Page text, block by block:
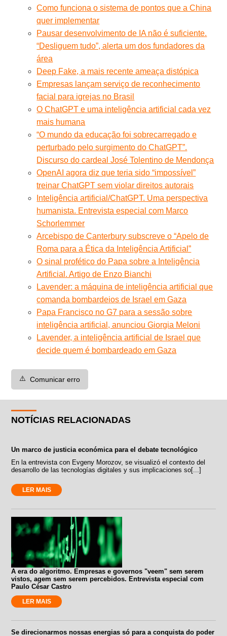
Como funciona o sistema de pontos que a China
quer implementar
Pausar desenvolvimento de IA não é suficiente.
“Desliguem tudo”, alerta um dos fundadores da
área
Deep Fake, a mais recente ameaça distópica
Empresas lançam serviço de reconhecimento
facial para igrejas no Brasil
O ChatGPT e uma inteligência artificial cada vez
mais humana
“O mundo da educação foi sobrecarregado e
perturbado pelo surgimento do ChatGPT”.
Discurso do cardeal José Tolentino de Mendonça
OpenAI agora diz que teria sido “impossível”
treinar ChatGPT sem violar direitos autorais
Inteligência artificial/ChatGPT. Uma perspectiva
humanista. Entrevista especial com Marco
Schorlemmer
Arcebispo de Canterbury subscreve o “Apelo de
Roma para a Ética da Inteligência Artificial”
O sinal profético do Papa sobre a Inteligência
Artificial. Artigo de Enzo Bianchi
Lavender: a máquina de inteligência artificial que
comanda bombardeios de Israel em Gaza
Papa Francisco no G7 para a sessão sobre
inteligência artificial, anunciou Giorgia Meloni
Lavender, a inteligência artificial de Israel que
decide quem é bombardeado em Gaza
⚠️ Comunicar erro
NOTÍCIAS RELACIONADAS
Un marco de justicia económica para el debate tecnológico
En la entrevista con Evgeny Morozov, se visualizó el contexto del
desarrollo de las tecnologías digitales y sus implicaciones so[...]
LER MAIS
A era do algoritmo. Empresas e governos "veem" sem serem
vistos, agem sem serem percebidos. Entrevista especial com
Paulo César Castro
LER MAIS
Se direcionarmos nossas energias só para a conquista do poder